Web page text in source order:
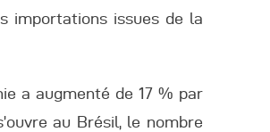
importations issues de la
a augmenté de 17 % par
au Brésil, le nombre